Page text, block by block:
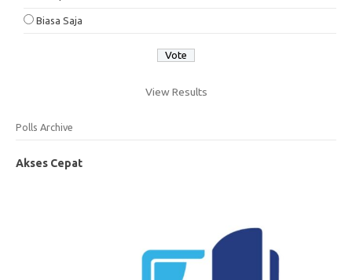
Biasa Saja
View Results
Polls Archive
Akses Cepat